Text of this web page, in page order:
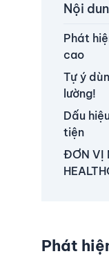
Nội
Phát
cao
Tự ý
lường!
Dấu
tiện
ĐƠN VỊ
Phát